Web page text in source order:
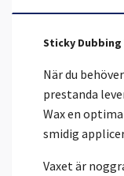
Sticky Dubbing
När du
prestanda
Wax en
smidig
Vaxet är